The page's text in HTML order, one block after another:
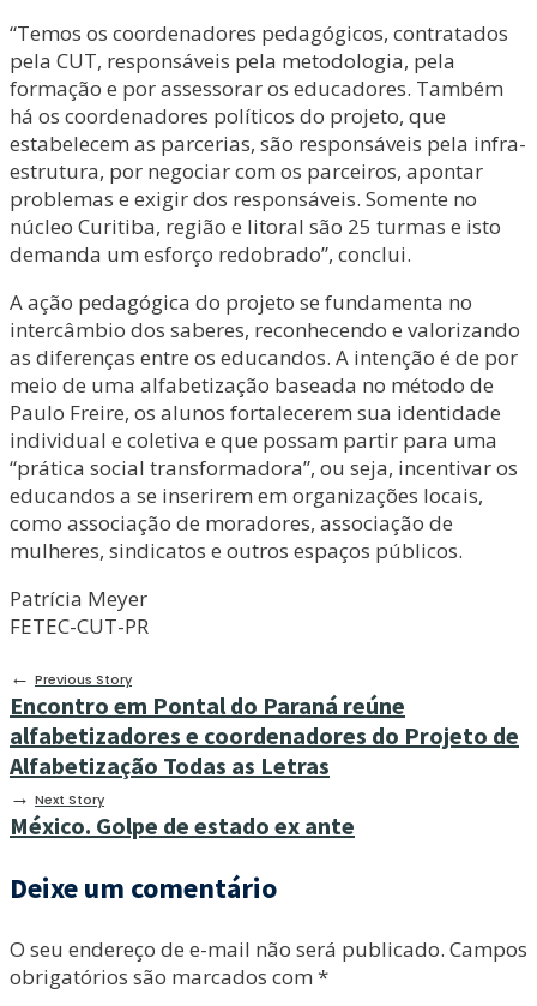
“Temos os coordenadores pedagógicos, contratados
pela CUT, responsáveis pela metodologia, pela
formação e por assessorar os educadores. Também
há os coordenadores políticos do projeto, que
estabelecem as parcerias, são responsáveis pela infra-
estrutura, por negociar com os parceiros, apontar
problemas e exigir dos responsáveis. Somente no
núcleo Curitiba, região e litoral são 25 turmas e isto
demanda um esforço redobrado”, conclui.
A ação pedagógica do projeto se fundamenta no
intercâmbio dos saberes, reconhecendo e valorizando
as diferenças entre os educandos. A intenção é de por
meio de uma alfabetização baseada no método de
Paulo Freire, os alunos fortalecerem sua identidade
individual e coletiva e que possam partir para uma
“prática social transformadora”, ou seja, incentivar os
educandos a se inserirem em organizações locais,
como associação de moradores, associação de
mulheres, sindicatos e outros espaços públicos.
Patrícia Meyer
FETEC-CUT-PR
← Previous Story
Encontro em Pontal do Paraná reúne
alfabetizadores e coordenadores do Projeto de
Alfabetização Todas as Letras
→ Next Story
México. Golpe de estado ex ante
Deixe um comentário
O seu endereço de e-mail não será publicado. Campos
obrigatórios são marcados com *